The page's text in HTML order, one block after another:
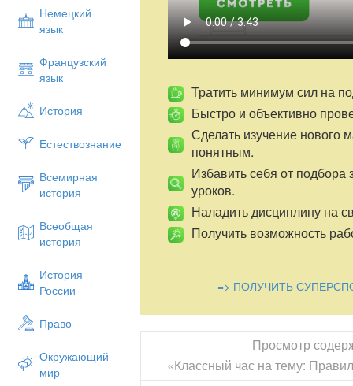
Немецкий
язык
Французский
язык
История
Естествознание
Всемирная
история
Всеобщая
история
История
России
Право
Окружающий
мир
что есть четкие и строгие
Перейти с одной стороны улицы
этом три сигнала светофора:
следит регулировщик. Он
Дети, к нам прибыл гость из
появится. (Входит Незнайка). Вы
Дети.Незнайка!
Ведущий. Но Незнайка чем-то
тобой случилось?
Незнайка.
Попав в большой и шумный город,
Я растерялся, я пропал.
Чуть под машину не попал!
Кругом машины и трамваи,
То вдруг автобус на пути.
Признаться честно, я не знаю,
Тратить минимум сил на
Быстро и объективно
Сделать изучение нового
понятным.
Избавить себя от подбора
уроков.
Наладить дисциплину на
Получить возможность
=> ПОЛУЧИТЬ
Просмотр
«Классный час на тему: